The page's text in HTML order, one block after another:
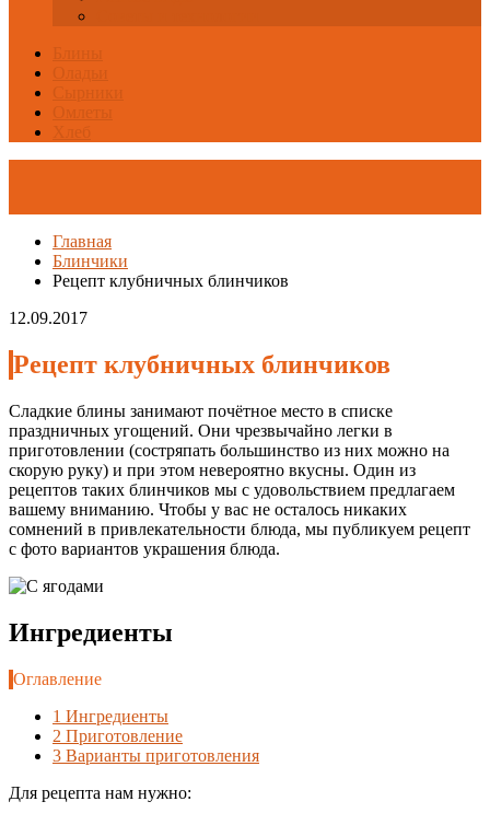
Блины
Оладьи
Сырники
Омлеты
Хлеб
Главная
Блинчики
Рецепт клубничных блинчиков
12.09.2017
Рецепт клубничных блинчиков
Сладкие блины занимают почётное место в списке
праздничных угощений. Они чрезвычайно легки в
приготовлении (состряпать большинство из них можно на
скорую руку) и при этом невероятно вкусны. Один из
рецептов таких блинчиков мы с удовольствием предлагаем
вашему вниманию. Чтобы у вас не осталось никаких
сомнений в привлекательности блюда, мы публикуем рецепт
с фото вариантов украшения блюда.
Ингредиенты
Оглавление
1 Ингредиенты
2 Приготовление
3 Варианты приготовления
Для рецепта нам нужно: